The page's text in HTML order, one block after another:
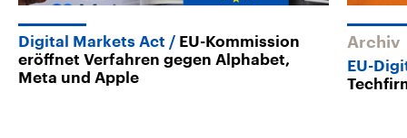
Digital Markets Act
EU-Kommission
eröffnet Verfahren gegen Alphabet,
Meta und Apple
Archiv
EU-